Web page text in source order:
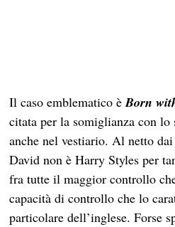
Il caso emblematico è Born
citata per la somiglianza con
anche nel vestiario. Al netto
David non è Harry Styles per
fra tutte il maggior controllo
capacità di controllo che lo
particolare dell’inglese. Forse